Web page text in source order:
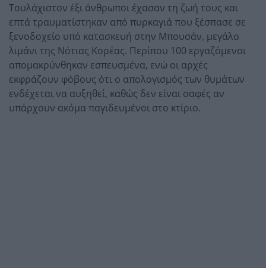
Τουλάχιστον έξι άνθρωποι έχασαν τη ζωή τους και
επτά τραυματίστηκαν από πυρκαγιά που ξέσπασε σε
ξενοδοχείο υπό κατασκευή στην Μπουσάν, μεγάλο
λιμάνι της Νότιας Κορέας. Περίπου 100 εργαζόμενοι
απομακρύνθηκαν εσπευσμένα, ενώ οι αρχές
εκφράζουν φόβους ότι ο απολογισμός των θυμάτων
ενδέχεται να αυξηθεί, καθώς δεν είναι σαφές αν
υπάρχουν ακόμα παγιδευμένοι στο κτίριο.